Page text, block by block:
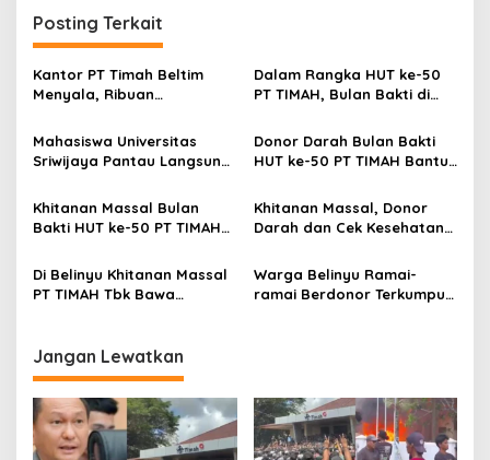
Posting Terkait
Kantor PT Timah Beltim
Menyala, Ribuan
Pemerintah Jangan Tutup
Mata
Dalam Rangka HUT ke-50
PT TIMAH, Bulan Bakti di
Massal, Donor Darah, dan
Layanan Kesehatan Gratis
Mahasiswa Universitas
Sriwijaya Pantau Langsung
Timah di PT TIMAH
Donor Darah Bulan Bakti
HUT ke-50 PT TIMAH Bantu
Barat
Khitanan Massal Bulan
Bakti HUT ke-50 PT TIMAH
Bangka Barat
Khitanan Massal, Donor
Darah dan Cek Kesehatan
HUT ke-50 PT TIMAH di
Bangka Tengah
Di Belinyu Khitanan Massal
PT TIMAH Tbk Bawa
Warga Belinyu Ramai-
ramai Berdonor Terkumpul
Jangan Lewatkan